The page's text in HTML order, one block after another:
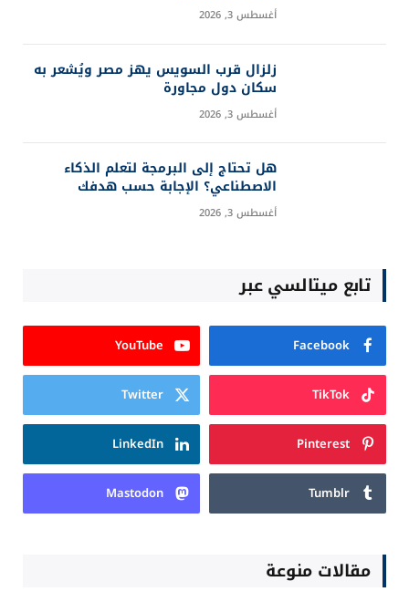
أغسطس 3, 2026
زلزال قرب السويس يهز مصر ويُشعر به
سكان دول مجاورة
أغسطس 3, 2026
هل تحتاج إلى البرمجة لتعلم الذكاء
الاصطناعي؟ الإجابة حسب هدفك
أغسطس 3, 2026
تابع ميتالسي عبر
Facebook
YouTube
TikTok
Twitter
Pinterest
LinkedIn
Tumblr
Mastodon
مقالات منوعة